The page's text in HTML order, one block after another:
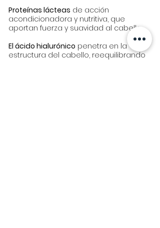
Proteínas lácteas de acción
acondicionadora y nutritiva, que
aportan fuerza y suavidad al cabello.
El ácido hialurónico penetra en la
estructura del cabello, reequilibrando